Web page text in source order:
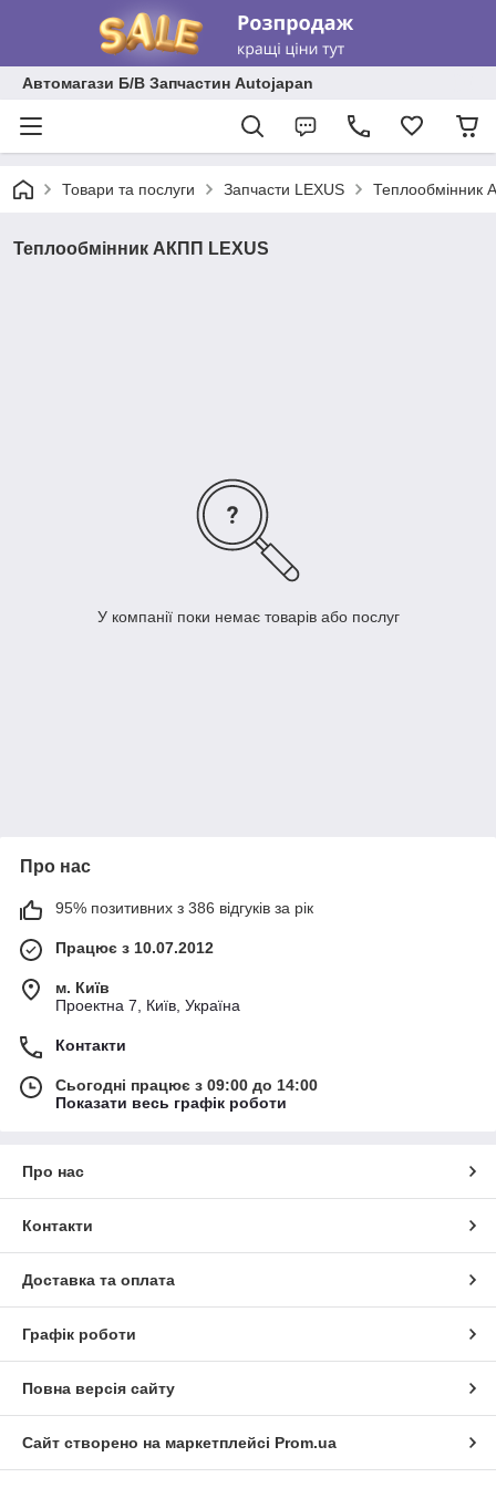
Автомагази Б/В Запчастин Autojapan
Товари та послуги Запчасти LEXUS Теплообмінник
Теплообмінник АКПП LEXUS
У компанії поки немає товарів або послуг
Про нас
95% позитивних з 386 відгуків за рік
Працює з 10.07.2012
м. Київ
Проектна 7, Київ, Україна
Контакти
Сьогодні працює з 09:00 до 14:00
Показати весь графік роботи
Про нас
Контакти
Доставка та оплата
Графік роботи
Повна версія сайту
Сайт створено на маркетплейсі Prom.ua